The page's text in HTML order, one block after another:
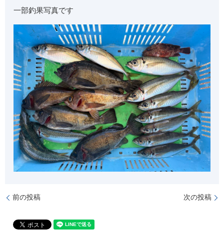
一部釣果写真です
前の投稿 次の投稿